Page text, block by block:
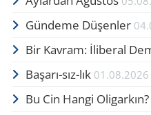
Gündeme Düşenler
Bir Kavram: İliberal
Başarı-sız-lık 01.08.2026
Bu Cin Hangi Oligarkın?